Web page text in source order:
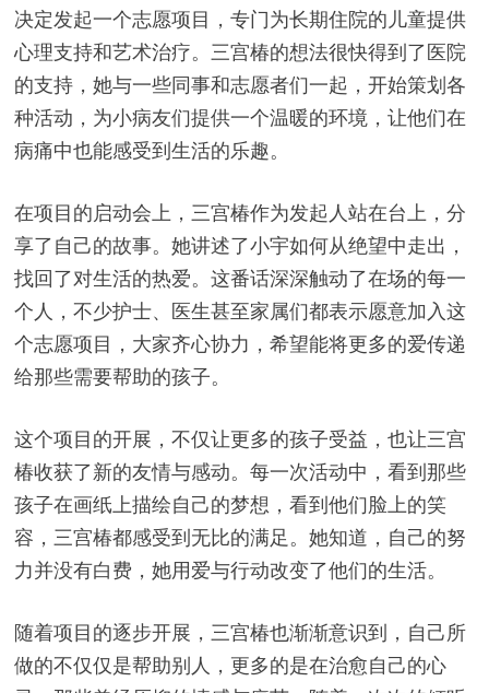
决定发起一个志愿项目，专门为长期住院的儿童提供
心理支持和艺术治疗。三宫椿的想法很快得到了医院
的支持，她与一些同事和志愿者们一起，开始策划各
种活动，为小病友们提供一个温暖的环境，让他们在
病痛中也能感受到生活的乐趣。
在项目的启动会上，三宫椿作为发起人站在台上，分
享了自己的故事。她讲述了小宇如何从绝望中走出，
找回了对生活的热爱。这番话深深触动了在场的每一
个人，不少护士、医生甚至家属们都表示愿意加入这
个志愿项目，大家齐心协力，希望能将更多的爱传递
给那些需要帮助的孩子。
这个项目的开展，不仅让更多的孩子受益，也让三宫
椿收获了新的友情与感动。每一次活动中，看到那些
孩子在画纸上描绘自己的梦想，看到他们脸上的笑
容，三宫椿都感受到无比的满足。她知道，自己的努
力并没有白费，她用爱与行动改变了他们的生活。
随着项目的逐步开展，三宫椿也渐渐意识到，自己所
做的不仅仅是帮助别人，更多的是在治愈自己的心